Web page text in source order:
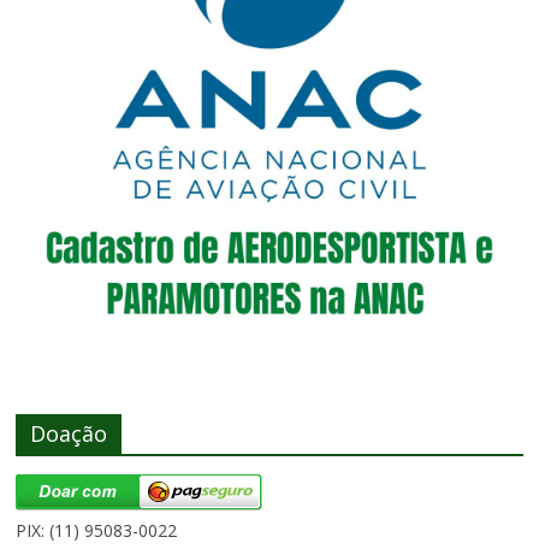
Doação
PIX: (11) 95083-0022